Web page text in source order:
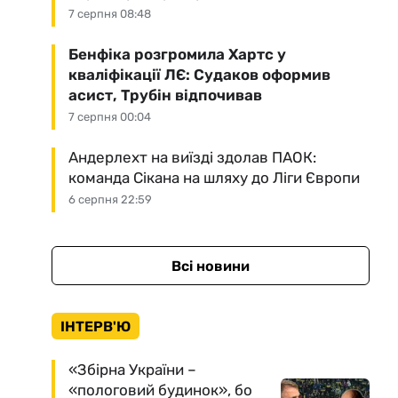
7 серпня 08:48
7 серпня 00:04
Бенфіка розгромила Хартс у
кваліфікації ЛЄ: Судаков оформив
асист, Трубін відпочивав
6 серпня 22:59
Андерлехт на виїзді здолав ПАОК:
команда Сікана на шляху до Ліги Європи
Всі новини
ІНТЕРВ'Ю
«Збірна України –
«пологовий будинок», бо